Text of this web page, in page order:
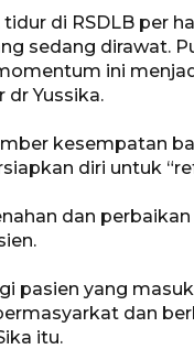
di RSDLB per
sedang dirawat.
ini
dr Yussika.
kesempatan
diri untuk
dan
pasien yang
dan
itu.